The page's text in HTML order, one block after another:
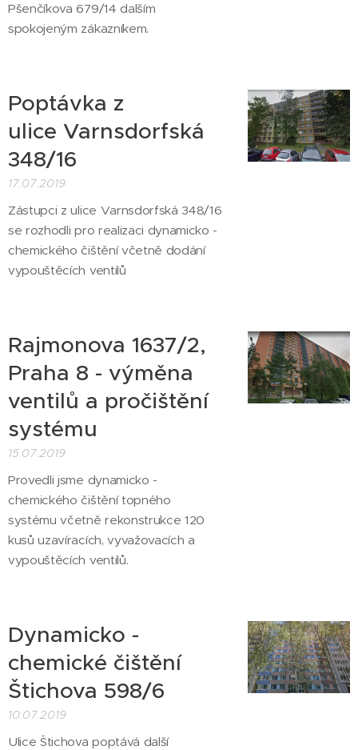
Pšenčíkova 679/14 dalším
spokojeným zákazníkem.
Poptávka z
ulice Varnsdorfská
348/16
17.07.2019
Zástupci z ulice Varnsdorfská 348/16
se rozhodli pro realizaci dynamicko -
chemického čištění včetně dodání
vypouštěcích ventilů
Rajmonova 1637/2,
Praha 8 - výměna
ventilů a pročištění
systému
15.07.2019
Provedli jsme dynamicko -
chemického čištění topného
systému včetně rekonstrukce 120
kusů uzavíracích, vyvažovacích a
vypouštěcích ventilů.
Dynamicko -
chemické čištění
Štichova 598/6
10.07.2019
Ulice Štichova poptává další